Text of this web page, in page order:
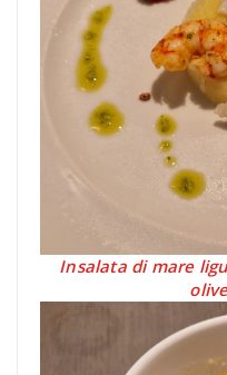
Insalata di mare